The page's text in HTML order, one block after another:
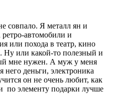
совпало. Я металл ян и
автомобили и
или похода в театр, кино
Ну или какой-то полезный и
мне нужен. А муж у меня
деньги, электроника
он не очень любит, как
по элементу подарки лучше